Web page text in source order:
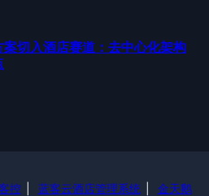
切入酒店赛道：去中心化架构
控 蓝客云酒店管理系统
金天鹅